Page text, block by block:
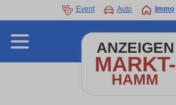
Event Auto Immo
ANZEIGEN
MARKT-
HAMM